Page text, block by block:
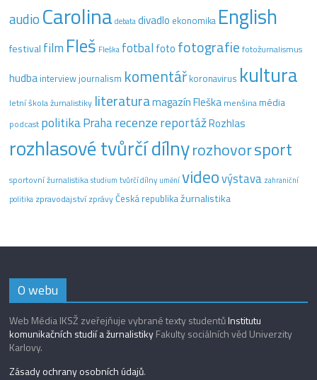
audio Carolina debata divadlo ekonomika English
festival film Fleš Fleška fotbal foto fotografie fotožurnalismus
hudba interview journalism komentář koronavirus kultura
letní škola žurnalistiky literaturamagazín Fleška menšinamédia
podcast politikaPraharecenzereportážRozhlas
rozhlasové tvůrčí dílnyrozhovorsport
sportovní žurnalistika studium tvůrčí dílny uměnívideovýstava zahraniční
politika zpravodajstvízprávyČeská republikažurnalistika
O webu
Web Média IKSŽ zveřejňuje vybrané texty studentůInstitutu
komunikačních studií a žurnalistikyFakulty sociálních věd Univerzity
Karlovy.
Zásady ochrany osobních údajů.